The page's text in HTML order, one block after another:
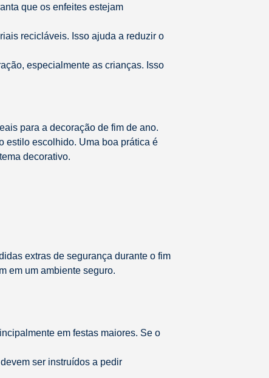
que os enfeites estejam
recicláveis. Isso ajuda a reduzir o
especialmente as crianças. Isso
para a decoração de fim de ano.
estilo escolhido. Uma boa prática é
decorativo.
extras de segurança durante o fim
em um ambiente seguro.
em festas maiores. Se o
ser instruídos a pedir